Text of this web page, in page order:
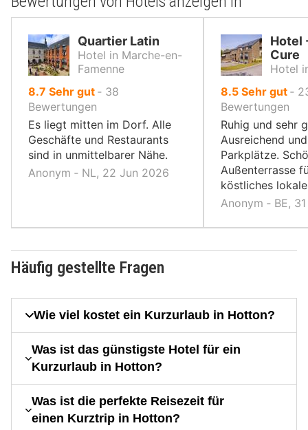
Quartier Latin
Hotel in Marche-en-
Famenne
8.7 von
10,
Sehr gut ‐ 38
Bewertungen
Es liegt mitten im Dorf. Alle
Geschäfte und Restaurants
sind in unmittelbarer Nähe.
Anonym ‐ NL, 22 Jun 2026
Hotel
Cure
Hotel
8.5von
10,
Sehr gut ‐
Bewertungen
Ruhig und sehr
Ausreichend
Parkplätze.
Außenterrasse
köstliches
Anonym ‐ BE,
Häufig gestellte Fragen
Wie viel kostet ein Kurzurlaub in Hotton?
Was ist das günstigste Hotel für ein
Kurzurlaub in Hotton?
Was ist die perfekte Reisezeit für
einen Kurztrip in Hotton?